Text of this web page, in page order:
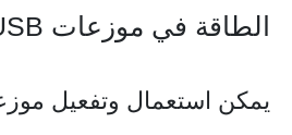
الطاقة في موزعات USB: